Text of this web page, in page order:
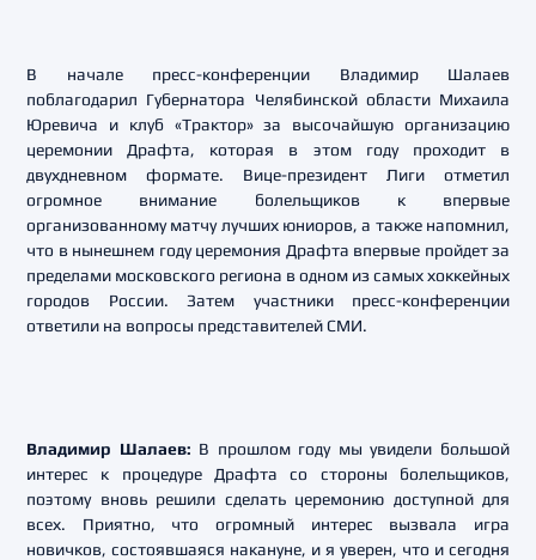
В начале пресс-конференции Владимир Шалаев
поблагодарил Губернатора Челябинской области Михаила
Юревича и клуб «Трактор» за высочайшую организацию
церемонии Драфта, которая в этом году проходит в
двухдневном формате. Вице-президент Лиги отметил
огромное внимание болельщиков к впервые
организованному матчу лучших юниоров, а также напомнил,
что в нынешнем году церемония Драфта впервые пройдет за
пределами московского региона в одном из самых хоккейных
городов России. Затем участники пресс-конференции
ответили на вопросы представителей СМИ.
Владимир Шалаев: В прошлом году мы увидели большой
интерес к процедуре Драфта со стороны болельщиков,
поэтому вновь решили сделать церемонию доступной для
всех. Приятно, что огромный интерес вызвала игра
новичков, состоявшаяся накануне, и я уверен, что и сегодня